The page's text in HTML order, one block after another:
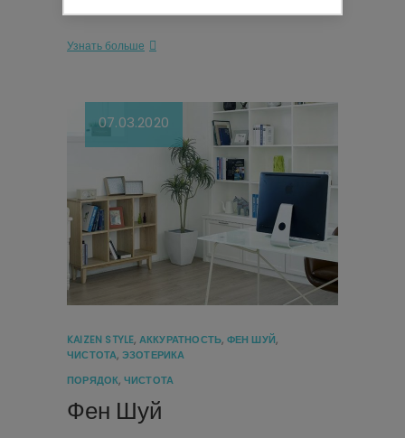
ТетаХилинг…
Узнать больше
07.03.2020
KAIZEN STYLE, АККУРАТНОСТЬ, ФЕН ШУЙ,
ЧИСТОТА, ЭЗОТЕРИКА
ПОРЯДОК, ЧИСТОТА
Фен Шуй